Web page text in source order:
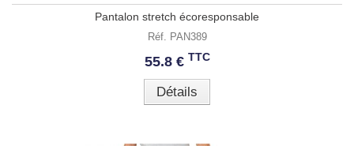
Pantalon stretch écoresponsable
Réf. PAN389
55.8 € TTC
Détails